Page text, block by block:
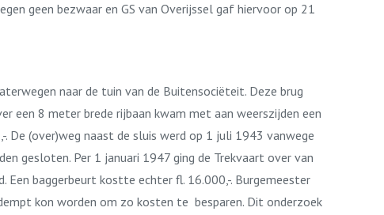
geen bezwaar en GS van Overijssel gaf hiervoor op 21
naar de tuin van de Buitensociëteit. Deze brug
een 8 meter brede rijbaan kwam met aan weerszijden een
(over)weg naast de sluis werd op 1 juli 1943 vanwege
gesloten. Per 1 januari 1947 ging de Trekvaart over van
Een baggerbeurt kostte echter fl. 16.000,-. Burgemeester
kon worden om zo kosten te besparen. Dit onderzoek